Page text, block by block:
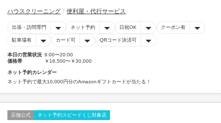
ハウスクリーニング 便利屋・代行サービス
出張・訪問専門 ネット予約 日祝OK クーポン有
駐車場有 カード可 QRコード決済可
本日の営業状況 9:00〜20:00
価格帯
￥16,500〜￥30,000
ネット予約カレンダー
ネット予約で最大10,000円分のAmazonギフトカードが当たる！
店舗公式 ネット予約スピードくじ対象店